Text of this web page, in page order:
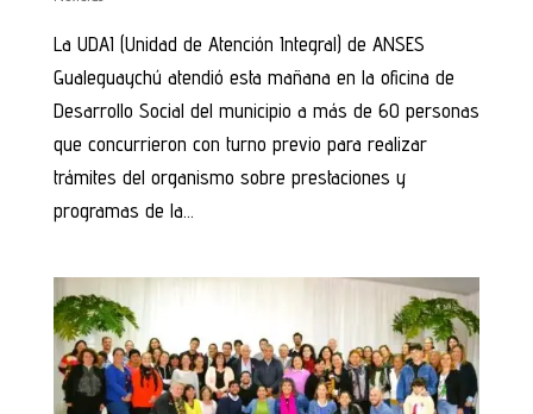
La UDAI (Unidad de Atención Integral) de ANSES
Gualeguaychú atendió esta mañana en la oficina de
Desarrollo Social del municipio a más de 60 personas
que concurrieron con turno previo para realizar
trámites del organismo sobre prestaciones y
programas de la...